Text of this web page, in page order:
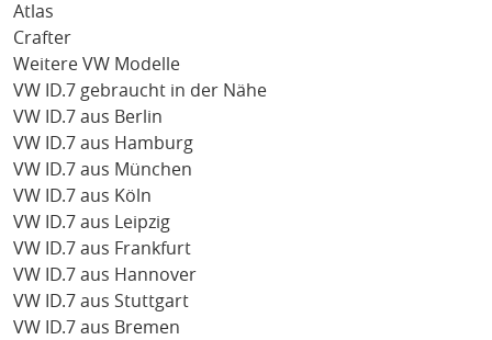
Atlas
Crafter
Weitere VW Modelle
VW ID.7 gebraucht in der Nähe
VW ID.7 aus Berlin
VW ID.7 aus Hamburg
VW ID.7 aus München
VW ID.7 aus Köln
VW ID.7 aus Leipzig
VW ID.7 aus Frankfurt
VW ID.7 aus Hannover
VW ID.7 aus Stuttgart
VW ID.7 aus Bremen